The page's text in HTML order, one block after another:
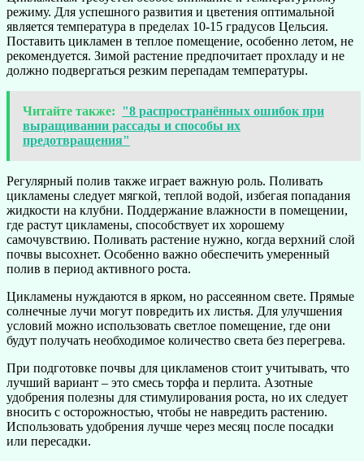
режиму. Для успешного развития и цветения оптимальной
является температура в пределах 10-15 градусов Цельсия.
Поставить цикламен в теплое помещение, особенно летом, не
рекомендуется. Зимой растение предпочитает прохладу и не
должно подвергаться резким перепадам температуры.
Читайте также: "8 распространённых ошибок при
выращивании рассады и способы их
предотвращения"
Регулярный полив также играет важную роль. Поливать
цикламены следует мягкой, теплой водой, избегая попадания
жидкости на клубни. Поддержание влажности в помещении,
где растут цикламены, способствует их хорошему
самочувствию. Поливать растение нужно, когда верхний слой
почвы высохнет. Особенно важно обеспечить умеренный
полив в период активного роста.
Цикламены нуждаются в ярком, но рассеянном свете. Прямые
солнечные лучи могут повредить их листья. Для улучшения
условий можно использовать светлое помещение, где они
будут получать необходимое количество света без перегрева.
При подготовке почвы для цикламенов стоит учитывать, что
лучший вариант – это смесь торфа и перлита. Азотные
удобрения полезны для стимулирования роста, но их следует
вносить с осторожностью, чтобы не навредить растению.
Использовать удобрения лучше через месяц после посадки
или пересадки.